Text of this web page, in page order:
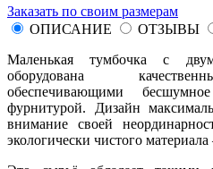
Заказать по своим размерам
ОПИСАНИЕ
ОТЗЫВЫ
Маленькая тумбочка с
оборудована
обеспечивающими
фурнитурой. Дизайн
внимание своей
экологически чистого материала